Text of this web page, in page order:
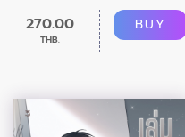
270.00
THB.
BUY